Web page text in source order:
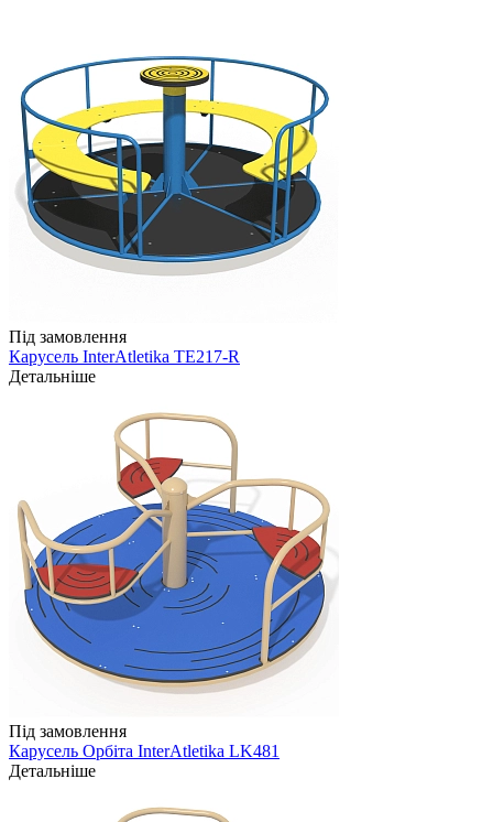
Під замовлення
Карусель InterAtletika TE217-R
Детальніше
Під замовлення
Карусель Орбіта InterAtletika LK481
Детальніше